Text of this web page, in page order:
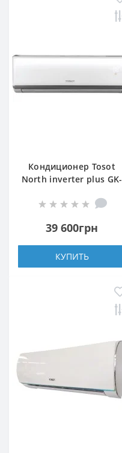
Кондиционер Tosot
North inverter plus GK-
39 600грн
КУПИТЬ